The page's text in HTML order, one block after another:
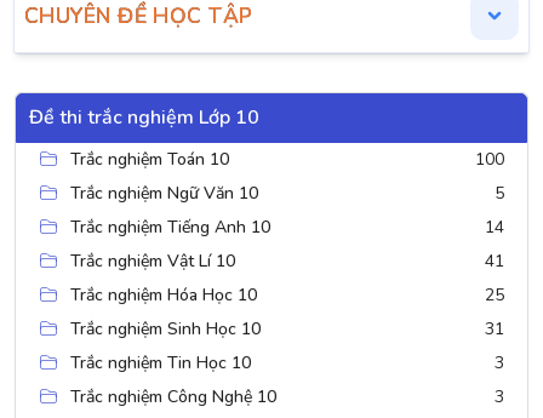
CHUYÊN ĐỀ HỌC TẬP
Đề thi trắc nghiệm Lớp 10
Trắc nghiệm Toán 10
100
Trắc nghiệm Ngữ Văn 10
5
Trắc nghiệm Tiếng Anh 10
14
Trắc nghiệm Vật Lí 10
41
Trắc nghiệm Hóa Học 10
25
Trắc nghiệm Sinh Học 10
31
Trắc nghiệm Tin Học 10
3
Trắc nghiệm Công Nghệ 10
3